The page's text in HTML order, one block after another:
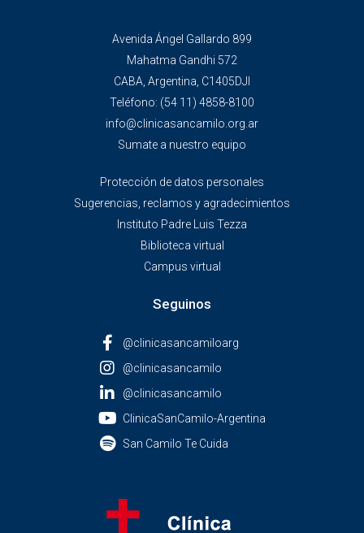
Avenida Ángel Gallardo 899
Mahatma Gandhi 572
CABA, Argentina, C1405DJI
Teléfono: (54 11) 4858-8100
info@clinicasancamilo.org.ar
Sumate a nuestro equipo
Protección de datos personales
Sugerencias, reclamos y agradecimientos
Instituto Padre Luis Tezza
Biblioteca virtual
Campus virtual
Seguinos
@clinicasancamiloarg
@clinicasancamilo
@clinicasancamilo
ClinicaSanCamilo-Argentina
San Camilo Te Cuida